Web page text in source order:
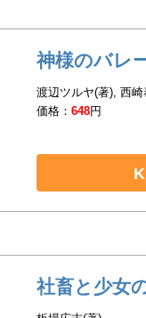
神様のバレ
渡辺ツルヤ(著), 西崎
価格：648円
社畜と少女